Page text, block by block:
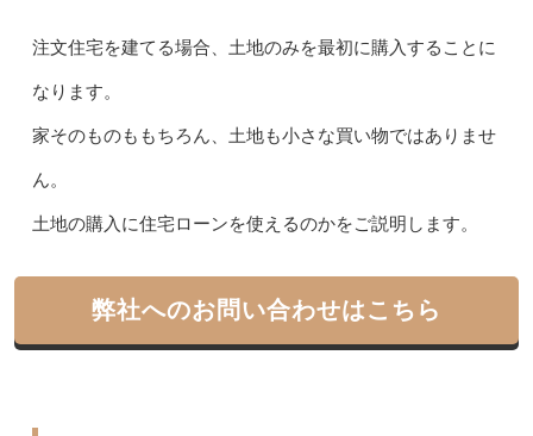
注文住宅を建てる場合、土地のみを最初に購入することに
なります。
家そのものももちろん、土地も小さな買い物ではありませ
ん。
土地の購入に住宅ローンを使えるのかをご説明します。
弊社へのお問い合わせはこちら